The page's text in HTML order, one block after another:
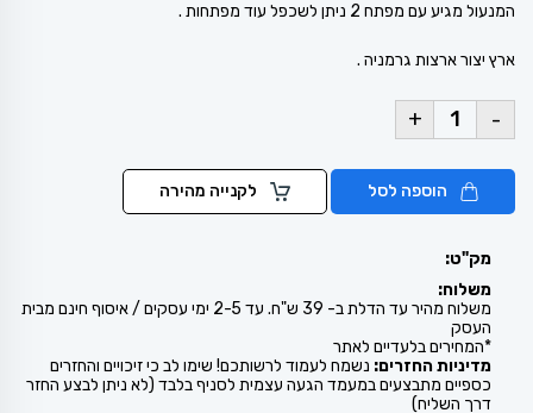
המנעול מגיע עם מפתח 2 ניתן לשכפל עוד מפתחות .
ארץ יצור ארצות גרמניה .
-
+
הוספה לסל לקנייה מהירה
מק"ט:
משלוח:
משלוח מהיר עד הדלת ב- 39 ש"ח. עד 2-5 ימי עסקים / איסוף חינם מבית
העסק
*המחירים בלעדיים לאתר
מדיניות החזרים: נשמח לעמוד לרשותכם! שימו לב כי זיכויים והחזרים
כספיים מתבצעים במעמד הגעה עצמית לסניף בלבד (לא ניתן לבצע החזר
דרך השליח)